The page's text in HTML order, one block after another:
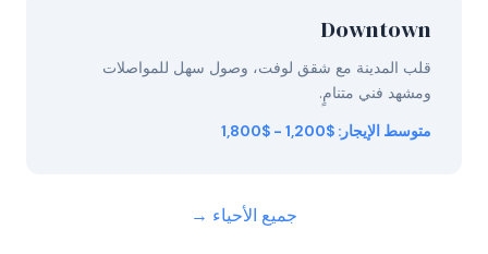
Downtown
قلب المدينة مع شقق لوفت، وصول سهل للمواصلات
ومشهد فني متنامٍ.
متوسط الإيجار: $1,200 - $1,800
جميع الأحياء →